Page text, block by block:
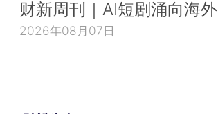
财新周刊｜AI短剧涌向海外
2026年08月07日